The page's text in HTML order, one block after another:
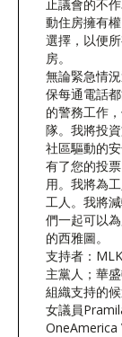
止議會的不
動住房擁有
選擇，以便
房。
無論緊急情
保每通電話
的警務工作
隊。我將投
社區驅動的安
有了您的投
用。我將為
工人。我將
們一起可以
的西雅圖。
支持者：
主黨人；華
組織支持的
女議員
OneAmerica